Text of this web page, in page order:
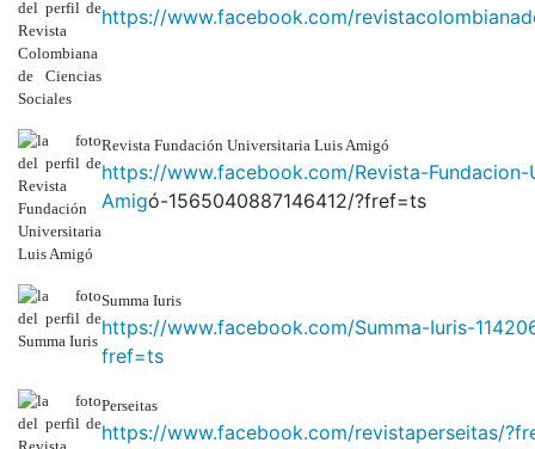
https://www.facebook.com/
Revista Fundación Universitaria Luis Amigó
https://www.facebook.com/Revista-
Amigó-1565040887146412/?fref=ts
Summa Iuris
https://www.facebook.com/Summa-Iuris-
fref=ts
Perseitas
https://www.facebook.com/revistaperseitas/